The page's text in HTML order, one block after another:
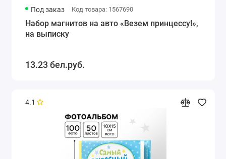
Под заказ Код товара: 1567690
Набор магнитов на авто «Везем принцессу!»,
на выписку
13.23 бел.руб.
4.1